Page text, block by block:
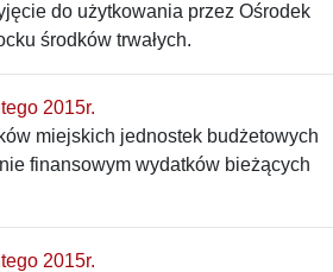
do użytkowania przez Ośrodek
środków trwałych.
2015r.
miejskich jednostek budżetowych
finansowym wydatków bieżących
2015r.